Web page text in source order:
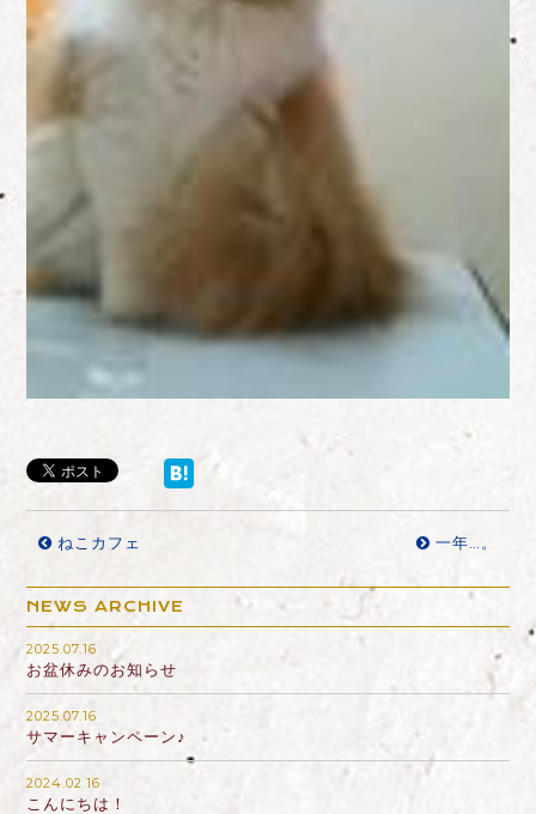
ねこカフェ 一年…。
NEWS ARCHIVE
2025.07.16
お盆休みのお知らせ
2025.07.16
サマーキャンペーン♪
2024.02.16
こんにちは！